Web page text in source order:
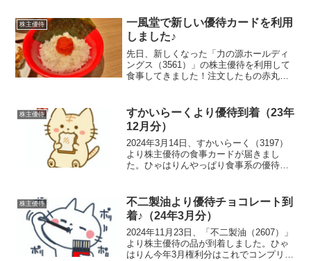
の株主優待券を使用することができま
す。休日の昼下がりでしたが、...
株主優待
一風堂で新しい優待カードを利用
しました♪
先日、新しくなった「力の源ホールディ
ングス（3561）」の株主優待を利用して
食事してきました！注文したもの赤丸新
ンスープをしみ込ませて、きくらげをの
せて海苔で巻いて食べ...
株主優待
すかいらーくより優待到着（23年
12月分）
2024年3月14日、すかいらーく（3197）
より株主優待の食事カードが届きまし
た。ひゃはりんやっぱり食事系の優待は
した。家の中を探したら未使用の優待カ
ードが...
株主優待
不二製油より優待チョコレート到
着♪（24年3月分）
2024年11月23日、「不二製油（2607）」
より株主優待の品が到着しました。ひゃ
はりん今年3月権利分はこれでコンプリー